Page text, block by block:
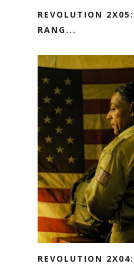
REVOLUTION
RANG...
REVOLUTION